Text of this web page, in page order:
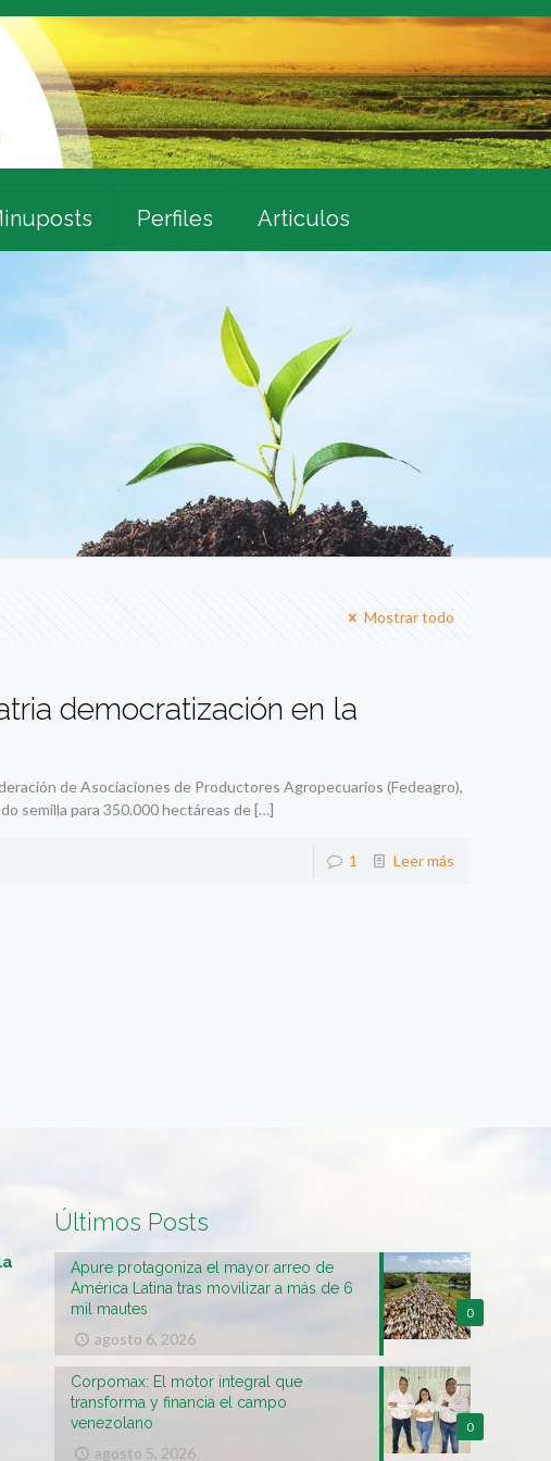
Perfiles Articulos
Mostrar todo
democratización en la
de Asociaciones de Productores Agropecuarios (Fedeagro),
semilla para 350.000 hectáreas de[…]
1 Leer más
Últimos Posts
0
Apure protagoniza el mayor arreo de
América Latina tras movilizar a más de 6
mil mautes
agosto 6, 2026
0
Corpomax: El motor integral que
transforma y financia el campo
venezolano
agosto 5, 2026